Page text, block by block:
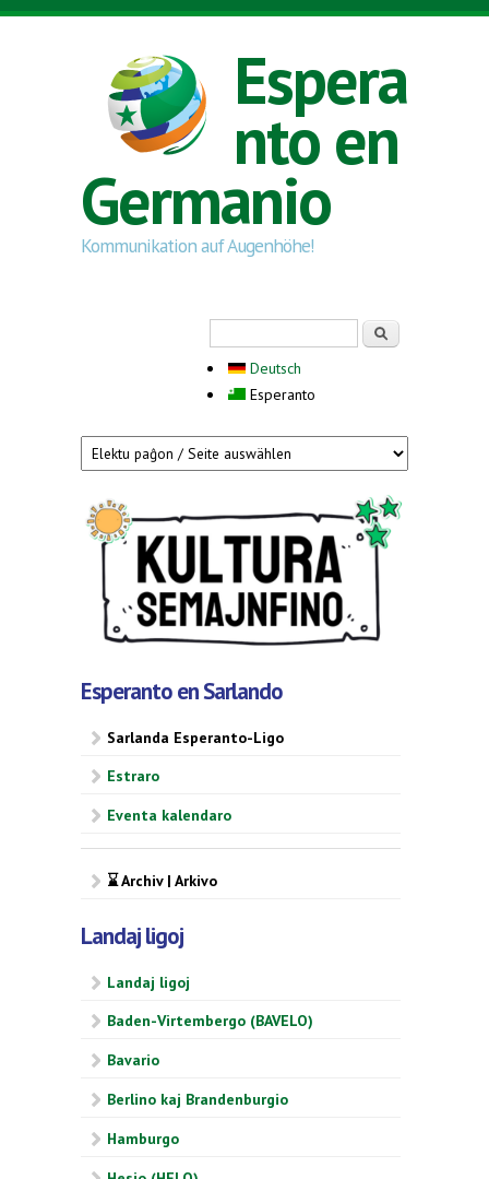
Skip to main content
Espera
nto en
Germanio
Kommunikation auf Augenhöhe!
Deutsch
Esperanto
Esperanto en Sarlando
Sarlanda Esperanto-Ligo
Estraro
Eventa kalendaro
⌛ Archiv | Arkivo
Landaj ligoj
Landaj ligoj
Baden-Virtembergo (BAVELO)
Bavario
Berlino kaj Brandenburgio
Hamburgo